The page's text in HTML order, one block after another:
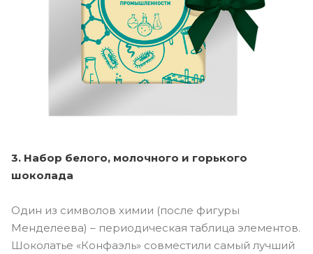
3. Набор белого, молочного и горького
шоколада
Один из символов химии (после фигуры
Менделеева) – периодическая таблица элементов.
Шоколатье «Конфаэль» совместили самый лучший